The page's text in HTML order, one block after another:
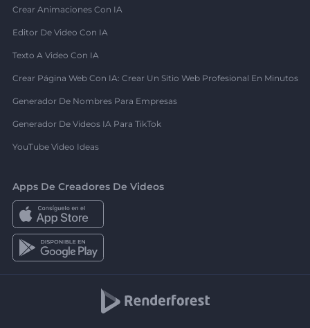
Crear Animaciones Con IA
Editor De Video Con IA
Texto A Video Con IA
Crear Página Web Con IA: Crear Un Sitio Web Profesional En Minutos
Generador De Nombres Para Empresas
Generador De Videos IA Para TikTok
YouTube Video Ideas
Apps De Creadores De Videos